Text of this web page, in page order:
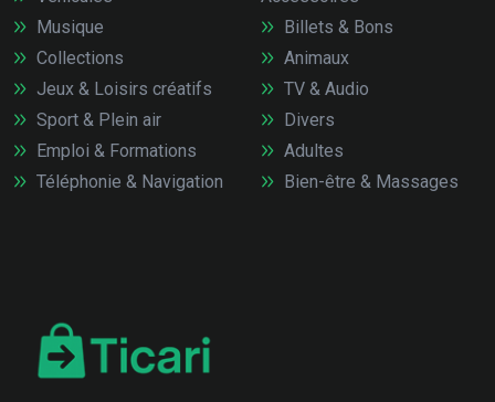
Musique
Collections
Jeux & Loisirs créatifs
Sport & Plein air
Emploi & Formations
Téléphonie & Navigation
Billets & Bons
Animaux
TV & Audio
Divers
Adultes
Bien-être & Massages